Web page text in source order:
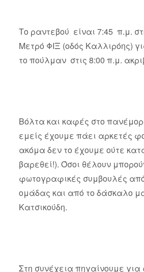
Το ραντεβού είναι 7:45 π.μ.
Μετρό ΦΙΞ (οδός Καλλιρόης)
το πούλμαν στις 8:00 π.μ.
Βόλτα και καφές στο
εμείς έχουμε πάει αρκετές
ακόμα δεν το έχουμε ούτε
βαρεθεί!). Όσοι θέλουν
φωτογραφικές συμβουλές
ομάδας και από το δάσκαλο
Κατσικούδη.
Στη συνέχεια πηγαίνουμε